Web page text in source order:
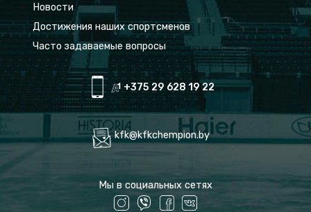
Новости
Достижения наших спортсменов
Часто задаваемые вопросы
+375 29 628 19 22
kfk@kfkchempion.by
Мы в социальных сетях